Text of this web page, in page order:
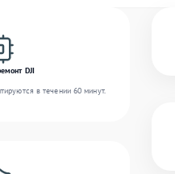
DJI
в течении 60 минут.